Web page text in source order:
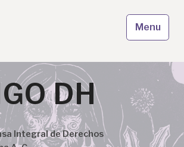
DH
Integral de Derechos
Menu